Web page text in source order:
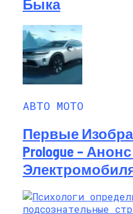
Быка
АВТО МОТО
Первые
Prologue –